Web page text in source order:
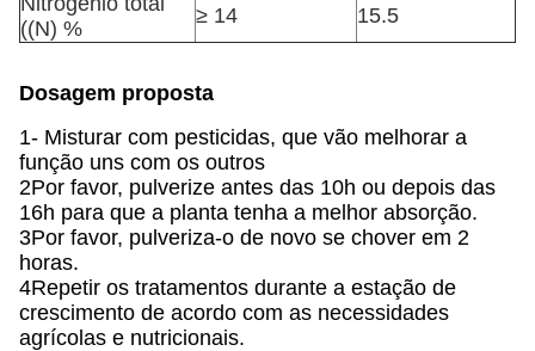
((N) %
≥ 14 15.5
Dosagem proposta
1- Misturar com pesticidas, que vão melhorar a
função uns com os outros
2Por favor, pulverize antes das 10h ou depois das
16h para que a planta tenha a melhor absorção.
3Por favor, pulveriza-o de novo se chover em 2
horas.
4Repetir os tratamentos durante a estação de
crescimento de acordo com as necessidades
agrícolas e nutricionais.